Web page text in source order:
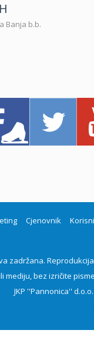
Banja b.b.
Cjenovnik
zadržana.
mediju, bez izričite
JKP ''Pannonica''